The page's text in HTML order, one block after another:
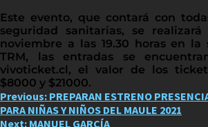
Este evento, que contará con
seguridad sanitarias, se
noviembre a las 19.30 horas en
TRM, las entradas se
vivoticket.cl, el valor de los
$8000 y $21000.
Post
navigation
Previous: PREPARAN ESTRENO
PARA NIÑAS Y NIÑOS DEL MAULE 2021
Next: MANUEL GARCÍA